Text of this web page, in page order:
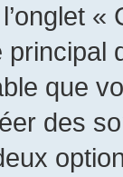
que
des